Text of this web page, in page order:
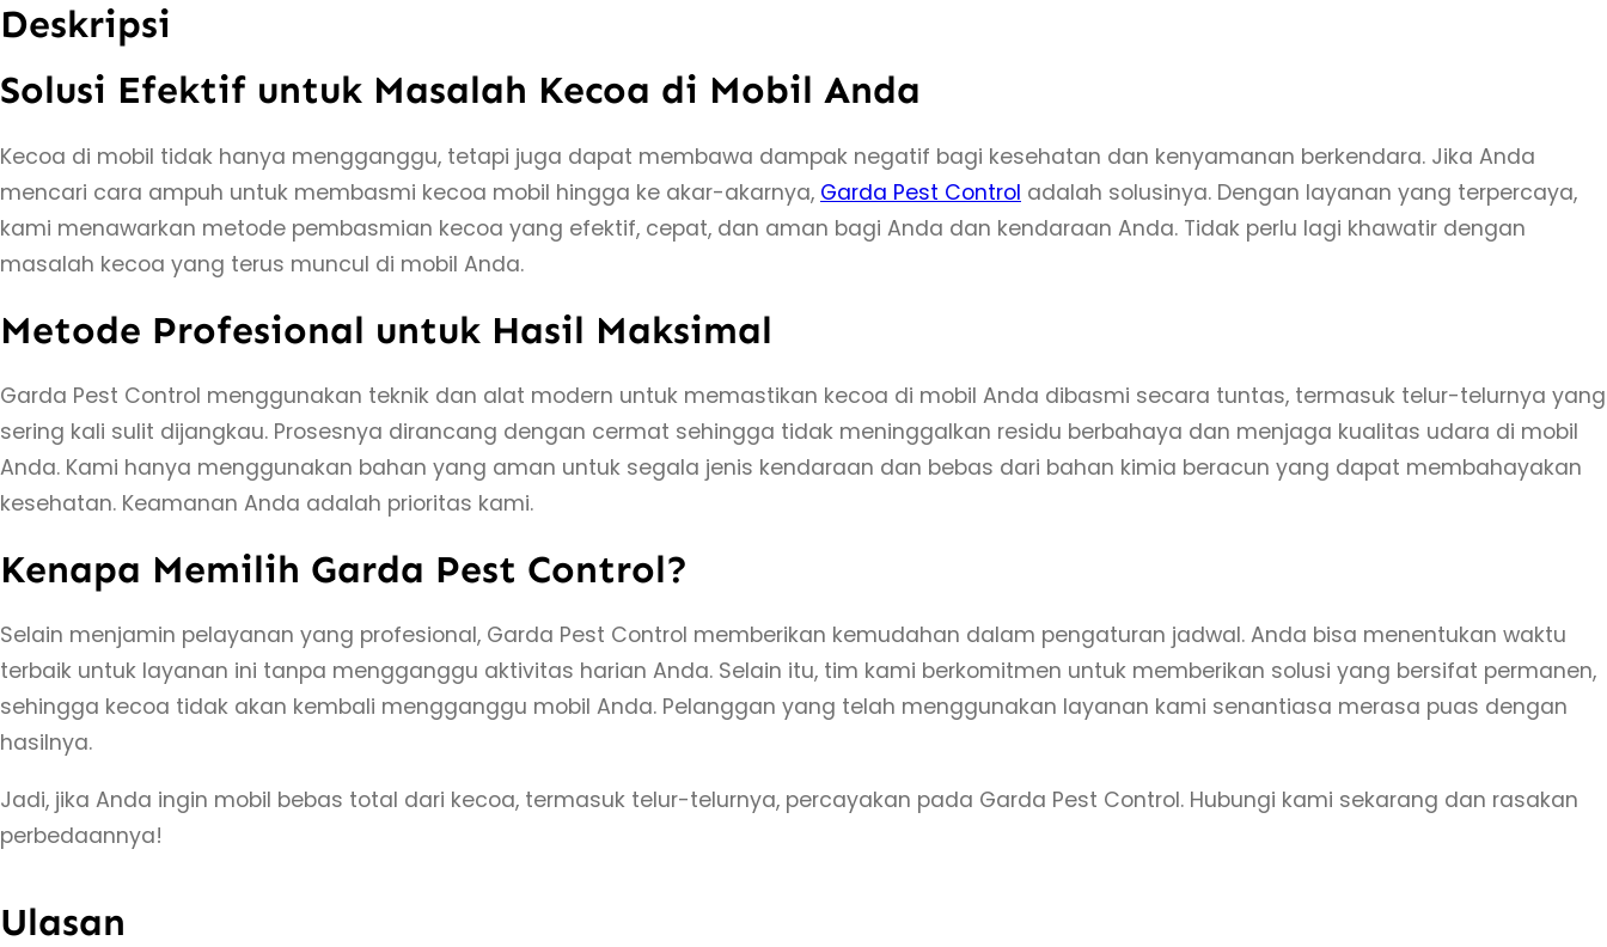
Deskripsi
Solusi Efektif untuk Masalah Kecoa di Mobil Anda
Kecoa di mobil tidak hanya mengganggu, tetapi juga dapat membawa dampak negatif bagi kesehatan dan kenyamanan berkendara. Jika Anda
mencari cara ampuh untuk membasmi kecoa mobil hingga ke akar-akarnya, Garda Pest Control adalah solusinya. Dengan layanan yang terpercaya,
kami menawarkan metode pembasmian kecoa yang efektif, cepat, dan aman bagi Anda dan kendaraan Anda. Tidak perlu lagi khawatir dengan
masalah kecoa yang terus muncul di mobil Anda.
Metode Profesional untuk Hasil Maksimal
Garda Pest Control menggunakan teknik dan alat modern untuk memastikan kecoa di mobil Anda dibasmi secara tuntas, termasuk telur-telurnya yang
sering kali sulit dijangkau. Prosesnya dirancang dengan cermat sehingga tidak meninggalkan residu berbahaya dan menjaga kualitas udara di mobil
Anda. Kami hanya menggunakan bahan yang aman untuk segala jenis kendaraan dan bebas dari bahan kimia beracun yang dapat membahayakan
kesehatan. Keamanan Anda adalah prioritas kami.
Kenapa Memilih Garda Pest Control?
Selain menjamin pelayanan yang profesional, Garda Pest Control memberikan kemudahan dalam pengaturan jadwal. Anda bisa menentukan waktu
terbaik untuk layanan ini tanpa mengganggu aktivitas harian Anda. Selain itu, tim kami berkomitmen untuk memberikan solusi yang bersifat permanen,
sehingga kecoa tidak akan kembali mengganggu mobil Anda. Pelanggan yang telah menggunakan layanan kami senantiasa merasa puas dengan
hasilnya.
Jadi, jika Anda ingin mobil bebas total dari kecoa, termasuk telur-telurnya, percayakan pada Garda Pest Control. Hubungi kami sekarang dan rasakan
perbedaannya!
Ulasan